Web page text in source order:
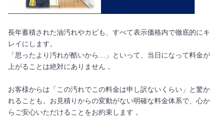
長年蓄積された油汚れやカビも、すべて表示価格内で徹底的にキ
レイにします。
「思ったより汚れが酷いから…」といって、当日になって料金が
上がることは絶対にありません 。
お客様からは「この汚れでこの料金は申し訳ないくらい」と驚か
れることも。お見積りからの変動がない明確な料金体系で、心か
らご安心いただけることをお約束します 。